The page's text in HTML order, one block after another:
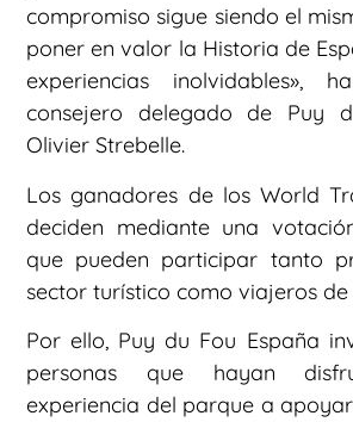
compromiso sigue siendo el
poner en valor la Historia de
experiencias inolvidables»,
consejero delegado de Puy
Olivier Strebelle.
Los ganadores de los World
deciden mediante una
que pueden participar tanto
sector turístico como viajeros
Por ello, Puy du Fou España
personas que hayan
experiencia del parque a